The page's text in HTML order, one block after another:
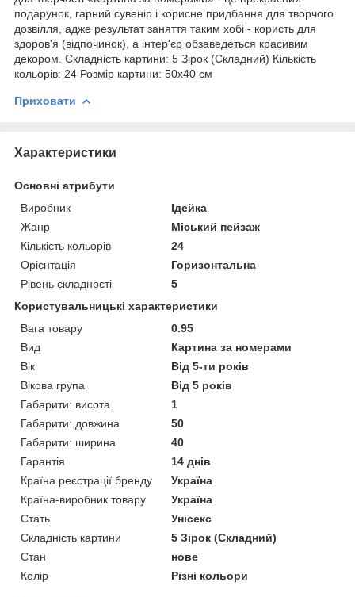
подарунок, гарний сувенір і корисне придбання для творчого
дозвілля, адже результат заняття таким хобі - користь для
здоров'я (відпочинок), а інтер'єр обзаведеться красивим
декором. Складність картини: 5 Зірок (Складний) Кількість
кольорів: 24 Розмір картини: 50х40 см
Приховати
Характеристики
Основні атрибути
Виробник
Ідейка
Жанр
Міський пейзаж
Кількість кольорів
24
Орієнтація
Горизонтальна
Рівень складності
5
Користувальницькі характеристики
Вага товару
0.95
Вид
Картина за номерами
Вік
Від 5-ти років
Вікова група
Від 5 років
Габарити: висота
1
Габарити: довжина
50
Габарити: ширина
40
Гарантія
14 днів
Країна реєстрації бренду
Україна
Країна-виробник товару
Україна
Стать
Унісекс
Складність картини
5 Зірок (Складний)
Стан
нове
Колір
Різні кольори